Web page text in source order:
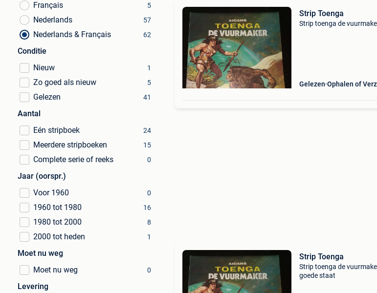
Français
5
Nederlands 57
Nederlands & Français 62
Conditie
Nieuw
1
Zo goed als nieuw 5
Gelezen 41
Aantal
Eén stripboek
24
Meerdere stripboeken 15
Complete serie of reeks 0
Jaar (oorspr.)
Voor 1960
0
1960 tot 1980 16
1980 tot 2000 8
2000 tot heden 1
Moet nu weg
Moet nu weg
0
Levering
Strip Toenga
Strip toenga de
Gelezen Ophalen of
Strip Toenga
Strip toenga de
goede staat